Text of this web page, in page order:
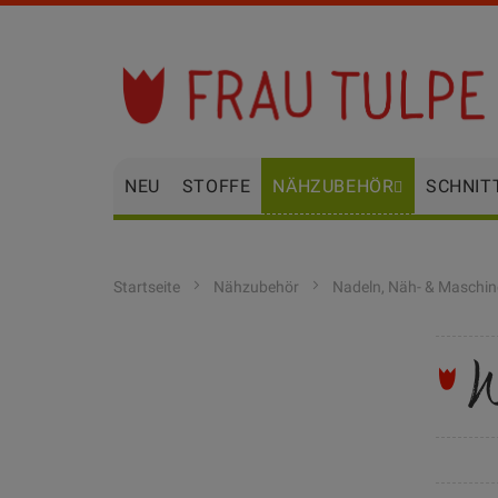
Inhalt
springen
NEU STOFFE NÄHZUBEHÖR
Startseite Nähzubehör Nadeln, Näh- &